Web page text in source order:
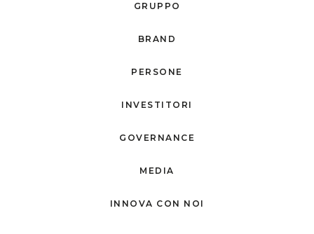
GRUPPO
BRAND
PERSONE
INVESTITORI
GOVERNANCE
MEDIA
INNOVA CON NOI